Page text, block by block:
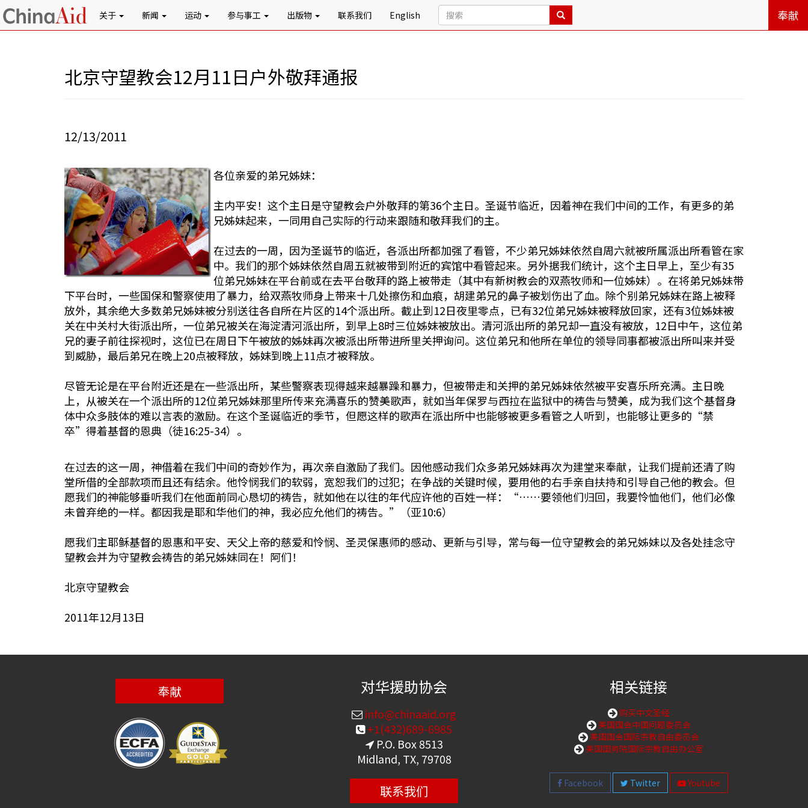
关于 新闻 运动 参与事工 出版物 联系我们 English 奉献
北京守望教会12月11日户外敬拜通报
12/13/2011
各位亲爱的弟兄姊妹：
主内平安！这个主日是守望教会户外敬拜的第36个主日。圣诞节临近，因着神在我们中间的工作，有更多的弟
兄姊妹起来，一同用自己实际的行动来跟随和敬拜我们的主。
在过去的一周，因为圣诞节的临近，各派出所都加强了看管，不少弟兄姊妹依然自周六就被所属派出所看管在家
中。我们的那个姊妹依然自周五就被带到附近的宾馆中看管起来。另外据我们统计，这个主日早上，至少有35
位弟兄姊妹在平台前或在去平台敬拜的路上被带走（其中有新树教会的双燕牧师和一位姊妹）。在将弟兄姊妹带
下平台时，一些国保和警察使用了暴力，给双燕牧师身上带来十几处擦伤和血痕，胡建弟兄的鼻子被划伤出了血。除个别弟兄姊妹在路上被释
放外，其余绝大多数弟兄姊妹被分别送往各自所在片区的14个派出所。截止到12日夜里零点，已有32位弟兄姊妹被释放回家，还有3位姊妹被
关在中关村大街派出所，一位弟兄被关在海淀清河派出所，到早上8时三位姊妹被放出。清河派出所的弟兄却一直没有被放，12日中午，这位弟
兄的妻子前往探视时，这位已在周日下午被放的姊妹再次被派出所带进所里关押询问。这位弟兄和他所在单位的领导同事都被派出所叫来并受
到威胁，最后弟兄在晚上20点被释放，姊妹到晚上11点才被释放。
尽管无论是在平台附近还是在一些派出所，某些警察表现得越来越暴躁和暴力，但被带走和关押的弟兄姊妹依然被平安喜乐所充满。主日晚
上，从被关在一个派出所的12位弟兄姊妹那里所传来充满喜乐的赞美歌声，就如当年保罗与西拉在监狱中的祷告与赞美，成为我们这个基督身
体中众多肢体的难以言表的激励。在这个圣诞临近的季节，但愿这样的歌声在派出所中也能够被更多看管之人听到，也能够让更多的“禁
卒”得着基督的恩典（徒16:25-34）。
在过去的这一周，神借着在我们中间的奇妙作为，再次亲自激励了我们。因他感动我们众多弟兄姊妹再次为建堂来奉献，让我们提前还清了购
堂所借的全部款项而且还有结余。他怜悯我们的软弱，宽恕我们的过犯；在争战的关键时候，要用他的右手亲自扶持和引导自己他的教会。但
愿我们的神能够垂听我们在他面前同心恳切的祷告，就如他在以往的年代应许他的百姓一样：“……要领他们归回，我要怜恤他们，他们必像
未曾弃绝的一样。都因我是耶和华他们的神，我必应允他们的祷告。”（亚10:6）
愿我们主耶稣基督的恩惠和平安、天父上帝的慈爱和怜悯、圣灵保惠师的感动、更新与引导，常与每一位守望教会的弟兄姊妹以及各处挂念守
望教会并为守望教会祷告的弟兄姊妹同在！阿们！
北京守望教会
2011年12月13日
奉献 对华援助协会
info@chinaaid.org
+1(432)689-6985
P.O. Box 8513
Midland, TX, 79708
联系我们
相关链接
购买中文圣经
美国国会中国问题委员会
美国国会国际宗教自由委员会
美国国务院国际宗教自由办公室
Facebook Twitter Youtube